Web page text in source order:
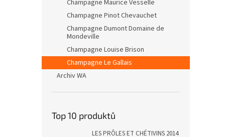
Champagne Maurice Vesselle
Champagne Pinot Chevauchet
Champagne Dumont Domaine de
Mondeville
Champagne Louise Brison
Champagne Le Gallais
Archiv WA
Top 10 produktů
LES PRÔLES ET CHÉTIVINS 2014